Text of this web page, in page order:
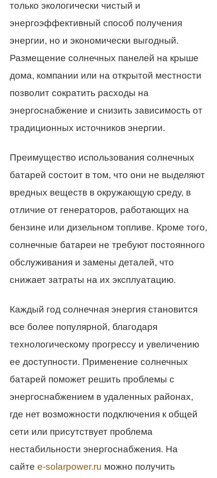
только экологически чистый и
энергоэффективный способ получения
энергии, но и экономически выгодный.
Размещение солнечных панелей на крыше
дома, компании или на открытой местности
позволит сократить расходы на
энергоснабжение и снизить зависимость от
традиционных источников энергии.
Преимущество использования солнечных
батарей состоит в том, что они не выделяют
вредных веществ в окружающую среду, в
отличие от генераторов, работающих на
бензине или дизельном топливе. Кроме того,
солнечные батареи не требуют постоянного
обслуживания и замены деталей, что
снижает затраты на их эксплуатацию.
Каждый год солнечная энергия становится
все более популярной, благодаря
технологическому прогрессу и увеличению
ее доступности. Применение солнечных
батарей поможет решить проблемы с
энергоснабжением в удаленных районах,
где нет возможности подключения к общей
сети или присутствует проблема
нестабильности энергоснабжения. На
сайте e-solarpower.ru можно получить